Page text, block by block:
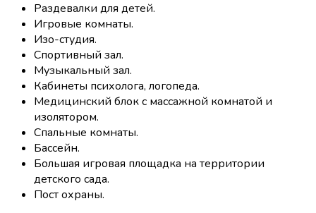
Раздевалки для детей.
Игровые комнаты.
Изо-студия.
Спортивный зал.
Музыкальный зал.
Кабинеты психолога, логопеда.
Медицинский блок с массажной комнатой и
изолятором.
Спальные комнаты.
Бассейн.
Большая игровая площадка на территории
детского сада.
Пост охраны.